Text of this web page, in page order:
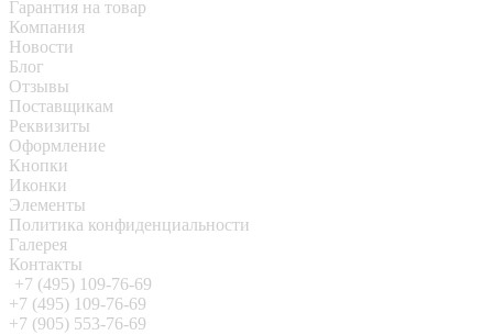
Гарантия на товар
Компания
Новости
Блог
Отзывы
Поставщикам
Реквизиты
Оформление
Кнопки
Иконки
Элементы
Политика конфиденциальности
Галерея
Контакты
+7 (495) 109-76-69
+7 (495) 109-76-69
+7 (905) 553-76-69